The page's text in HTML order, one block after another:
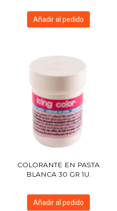
Añadir al pedido
COLORANTE EN PASTA
BLANCA 30 GR 1U.
Añadir al pedido